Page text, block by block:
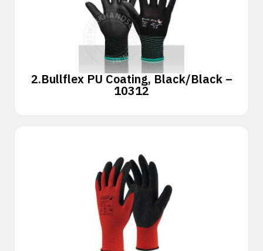
2.Bullflex PU Coating, Black/Black –
10312